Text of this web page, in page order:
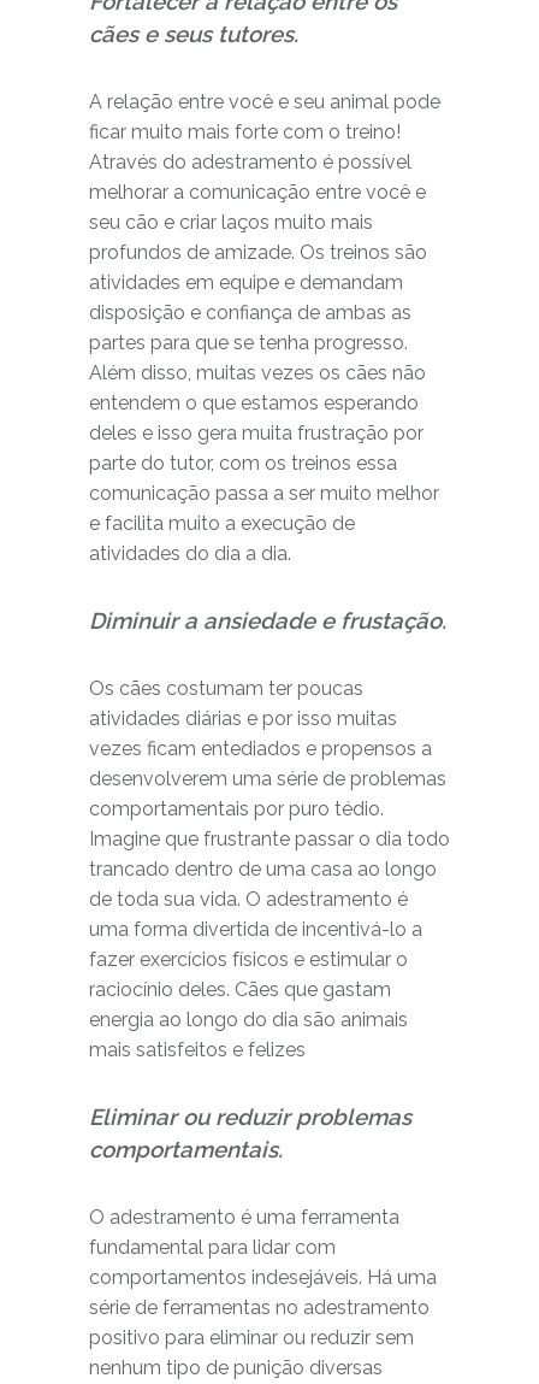
cães e seus tutores.
A relação entre você e seu animal pode
ficar muito mais forte com o treino!
Através do adestramento é possível
melhorar a comunicação entre você e
seu cão e criar laços muito mais
profundos de amizade. Os treinos são
atividades em equipe e demandam
disposição e confiança de ambas as
partes para que se tenha progresso.
Além disso, muitas vezes os cães não
entendem o que estamos esperando
deles e isso gera muita frustração por
parte do tutor, com os treinos essa
comunicação passa a ser muito melhor
e facilita muito a execução de
atividades do dia a dia.
Diminuir a ansiedade e frustação.
Os cães costumam ter poucas
atividades diárias e por isso muitas
vezes ficam entediados e propensos a
desenvolverem uma série de problemas
comportamentais por puro tédio.
Imagine que frustrante passar o dia todo
trancado dentro de uma casa ao longo
de toda sua vida. O adestramento é
uma forma divertida de incentivá-lo a
fazer exercícios físicos e estimular o
raciocínio deles. Cães que gastam
energia ao longo do dia são animais
mais satisfeitos e felizes
Eliminar ou reduzir problemas
comportamentais.
O adestramento é uma ferramenta
fundamental para lidar com
comportamentos indesejáveis. Há uma
série de ferramentas no adestramento
positivo para eliminar ou reduzir sem
nenhum tipo de punição diversas